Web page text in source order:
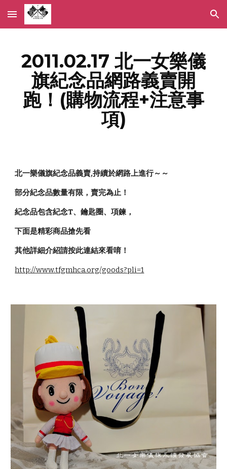
Skip to main content Skip to navigation
2011.02.17 北一女樂儀
旗紀念品網路義賣開
跑！(購物流程+注意事
項)
北一樂儀旗紀念品義賣,持續於網路上進行～～
部分紀念品數量有限，賣完為止！
紀念品包含紀念T、鑰匙圈、項鍊，
下面是精彩商品搶先看
其他詳細介紹請按此連結來看唷！
http://www.tfgmhca.org/goods?pli=1